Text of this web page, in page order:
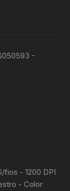
-
fios - 1200 DPI
- Color